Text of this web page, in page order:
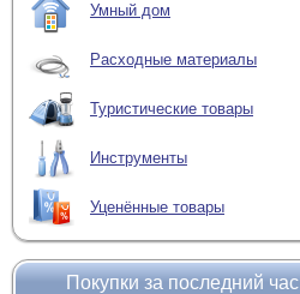
Умный дом
Расходные материалы
Туристические товары
Инструменты
Уценённые товары
Покупки за последний час